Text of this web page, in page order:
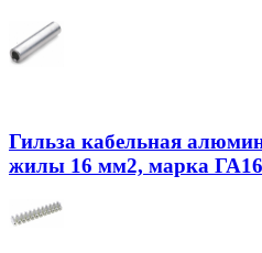
Гильза кабельная
жилы 16 мм2, марка ГА16